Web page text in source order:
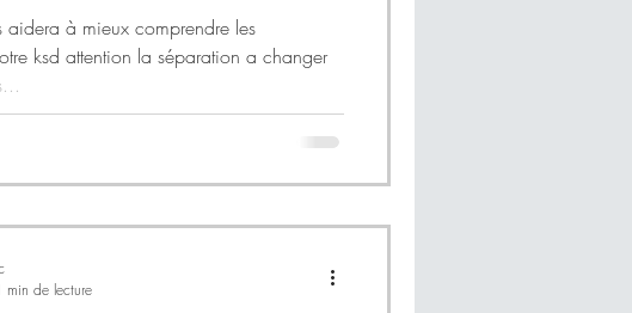
aidera à mieux comprendre les
ksd attention la séparation a changer
min de lecture